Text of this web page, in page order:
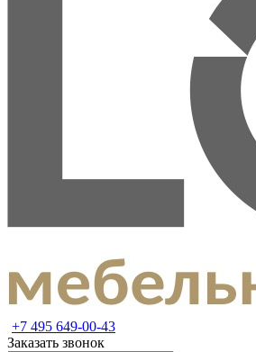
+7 495 649-00-43
Заказать звонок